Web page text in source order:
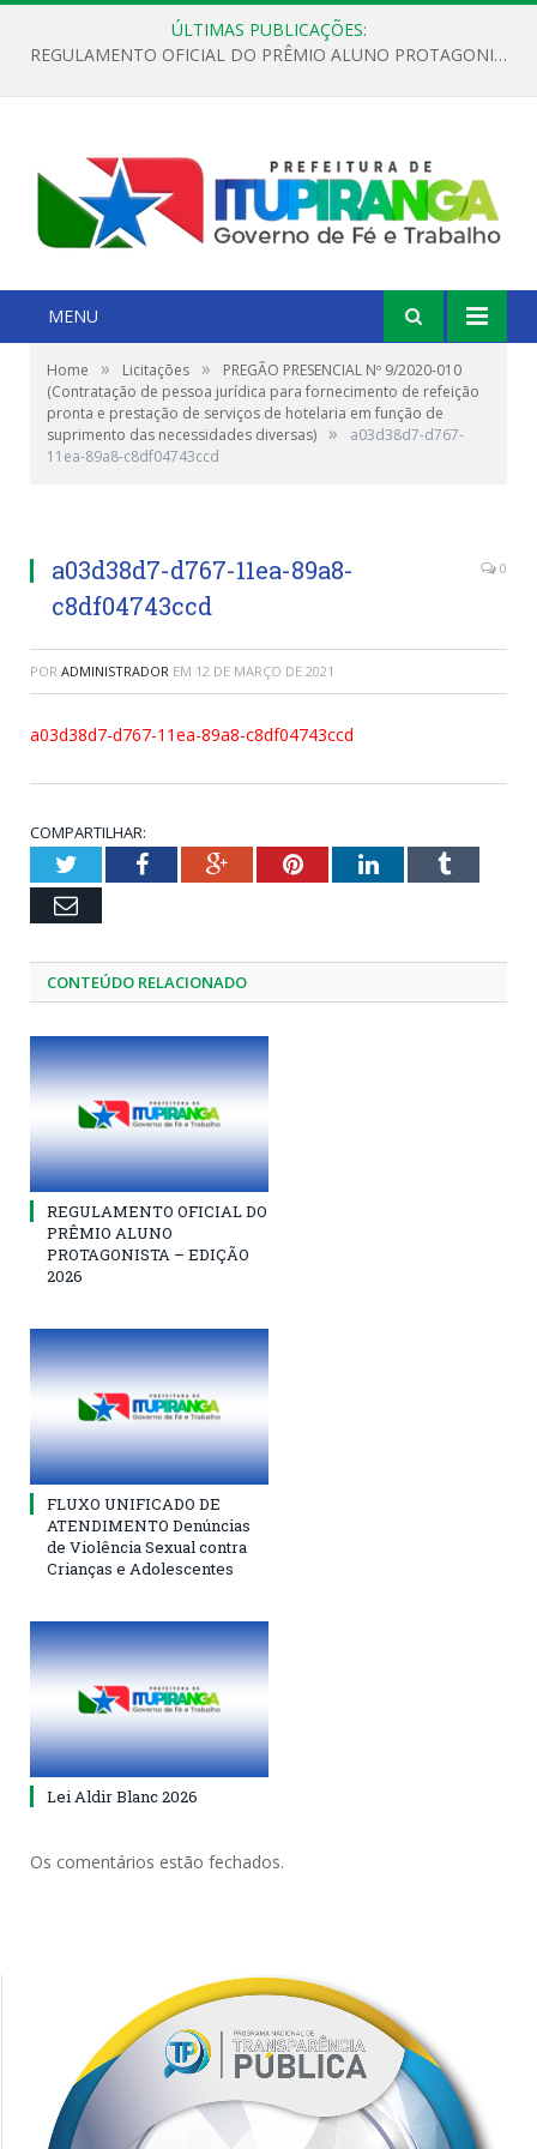
ÚLTIMAS PUBLICAÇÕES:
REGULAMENTO OFICIAL DO PRÊMIO ALUNO PROTAGONISTA – EDIÇÃO 2026
MENU
Home » Licitações »
PREGÃO PRESENCIAL Nº 9/2020-010
(Contratação de pessoa jurídica para fornecimento de refeição
pronta e prestação de serviços de hotelaria em função de
suprimento das necessidades diversas) »
a03d38d7-d767-
11ea-89a8-c8df04743ccd
a03d38d7-d767-11ea-89a8-
c8df04743ccd
0
POR ADMINISTRADOR EM 12 DE MARÇO DE 2021
a03d38d7-d767-11ea-89a8-c8df04743ccd
COMPARTILHAR:
TwitterFacebookGoogle+PinterestLinkedInTumblr
Email
CONTEÚDO RELACIONADO
REGULAMENTO OFICIAL DO
PRÊMIO ALUNO
PROTAGONISTA – EDIÇÃO
2026
FLUXO UNIFICADO DE
ATENDIMENTO Denúncias
de Violência Sexual contra
Crianças e Adolescentes
Lei Aldir Blanc 2026
Os comentários estão fechados.